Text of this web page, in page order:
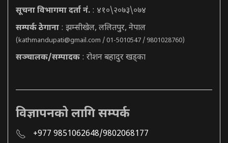
सूचना विभागमा दर्ता नं. : ४१०\२०७३\०७४
सम्पर्क ठेगाना : झम्सीखेल, ललितपुर, नेपाल
(kathmandupati@gmail.com / 01-5010547 / 9801028760)
सञ्चालक/सम्पादक : रोशन बहादुर खड्का
विज्ञापनको लागि सम्पर्क
+977 9851062648/9802068177